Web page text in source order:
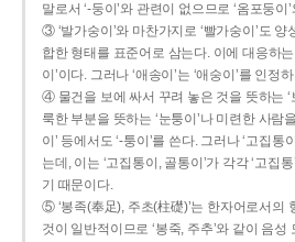
말로서 ‘-둥이’와 관련이 없으므로 ‘옴포둥이
③ ‘발가숭이’와 마찬가지로 ‘빨가숭이’도
합한 형태를 표준어로 삼는다. 이에 대응하
이’이다. 그러나 ‘애송이’는 ‘애숭이’를 인정
④ 물건을 보에 싸서 꾸려 놓은 것을 뜻하는 ‘
룩한 부분을 뜻하는 ‘눈퉁이’나 미련한 사람
이’ 등에서도 ‘-퉁이’를 쓴다. 그러나 ‘고집통
는데, 이는 ‘고집통이, 골통이’가 각각 ‘고집통
기 때문이다.
⑤ ‘봉족(奉足), 주초(柱礎)’는 한자어로서의
것이 일반적이므로 ‘봉죽, 주추’와 같이 음